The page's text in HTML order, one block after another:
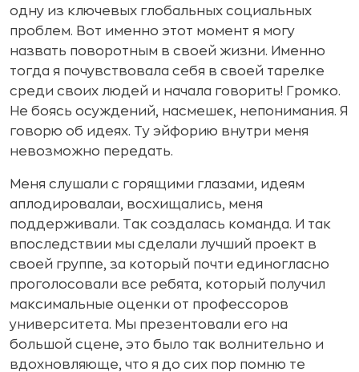
одну из ключевых глобальных социальных
проблем. Вот именно этот момент я могу
назвать поворотным в своей жизни. Именно
тогда я почувствовала себя в своей тарелке
среди своих людей и начала говорить! Громко.
Не боясь осуждений, насмешек, непонимания. Я
говорю об идеях. Ту эйфорию внутри меня
невозможно передать.
Меня слушали с горящими глазами, идеям
аплодировалаи, восхищались, меня
поддерживали. Так создалась команда. И так
впоследствии мы сделали лучший проект в
своей группе, за который почти единогласно
проголосовали все ребята, который получил
максимальные оценки от профессоров
университета. Мы презентовали его на
большой сцене, это было так волнительно и
вдохновляюще, что я до сих пор помню те